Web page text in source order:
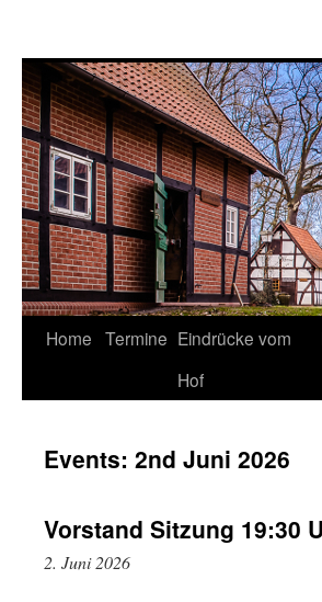
Springe
Home Termine Eindrücke vom
Hof
Events: 2nd Juni 2026
Vorstand Sitzung 19:30
2. Juni 2026